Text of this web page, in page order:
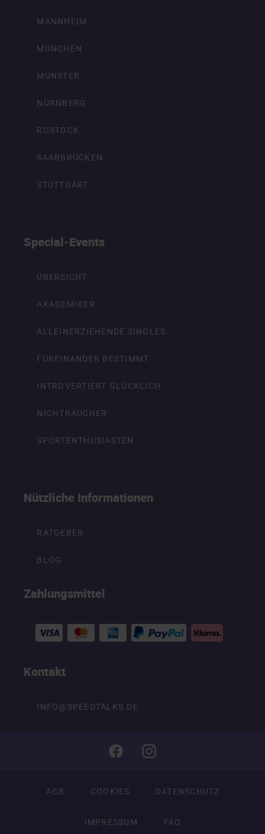
MANNHEIM
MÜNCHEN
MÜNSTER
NÜRNBERG
ROSTOCK
SAARBRÜCKEN
STUTTGART
Special-Events
ÜBERSICHT
AKADEMIKER
ALLEINERZIEHENDE SINGLES
FÜREINANDER BESTIMMT
INTROVERTIERT GLÜCKLICH
NICHTRAUCHER
SPORTENTHUSIASTEN
Nützliche Informationen
RATGEBER
BLOG
Zahlungsmittel
Kontakt
INFO@SPEEDTALKS.DE
AGB COOKIES DATENSCHUTZ
IMPRESSUM FAQ